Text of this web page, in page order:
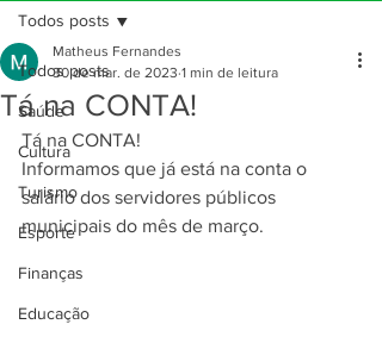
Todos posts
Saúde
Cultura
Turismo
Esporte
Finanças
Educação
Todos posts
Tá na CONTA!
Matheus Fernandes
30 de mar. de 2023 1 min de leitura
Tá na CONTA!
Informamos que já está na conta o
salário dos servidores públicos
municipais do mês de março.